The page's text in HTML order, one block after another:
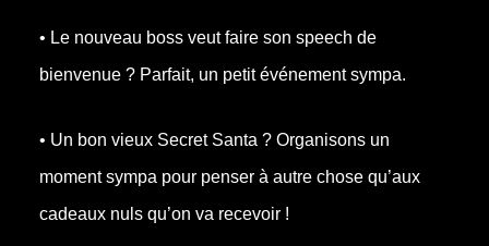
• Le nouveau boss veut faire son speech de
bienvenue ? Parfait, un petit événement sympa.
• Un bon vieux Secret Santa ? Organisons un
moment sympa pour penser à autre chose qu’aux
cadeaux nuls qu’on va recevoir !